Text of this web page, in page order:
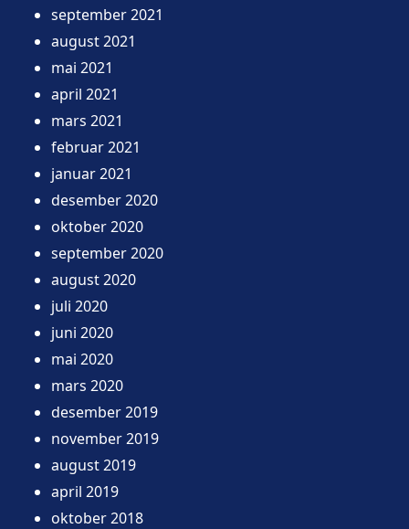
september 2021
august 2021
mai 2021
april 2021
mars 2021
februar 2021
januar 2021
desember 2020
oktober 2020
september 2020
august 2020
juli 2020
juni 2020
mai 2020
mars 2020
desember 2019
november 2019
august 2019
april 2019
oktober 2018